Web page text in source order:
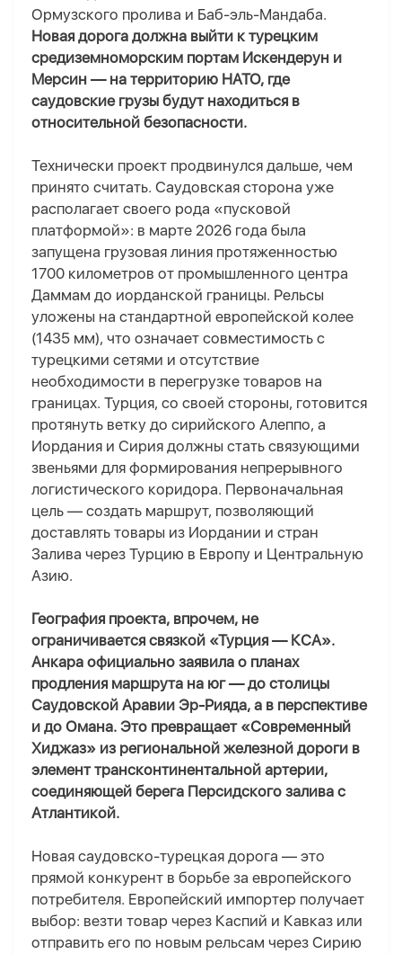
Ормузского пролива и Баб-эль-Мандаба.
Новая дорога должна выйти к турецким
средиземноморским портам Искендерун и
Мерсин — на территорию НАТО, где
саудовские грузы будут находиться в
относительной безопасности.
Технически проект продвинулся дальше, чем
принято считать. Саудовская сторона уже
располагает своего рода «пусковой
платформой»: в марте 2026 года была
запущена грузовая линия протяженностью
1700 километров от промышленного центра
Даммам до иорданской границы. Рельсы
уложены на стандартной европейской колее
(1435 мм), что означает совместимость с
турецкими сетями и отсутствие
необходимости в перегрузке товаров на
границах. Турция, со своей стороны, готовится
протянуть ветку до сирийского Алеппо, а
Иордания и Сирия должны стать связующими
звеньями для формирования непрерывного
логистического коридора. Первоначальная
цель — создать маршрут, позволяющий
доставлять товары из Иордании и стран
Залива через Турцию в Европу и Центральную
Азию.
География проекта, впрочем, не
ограничивается связкой «Турция — КСА».
Анкара официально заявила о планах
продления маршрута на юг — до столицы
Саудовской Аравии Эр-Рияда, а в перспективе
и до Омана. Это превращает «Современный
Хиджаз» из региональной железной дороги в
элемент трансконтинентальной артерии,
соединяющей берега Персидского залива с
Атлантикой.
Новая саудовско-турецкая дорога — это
прямой конкурент в борьбе за европейского
потребителя. Европейский импортер получает
выбор: везти товар через Каспий и Кавказ или
отправить его по новым рельсам через Сирию